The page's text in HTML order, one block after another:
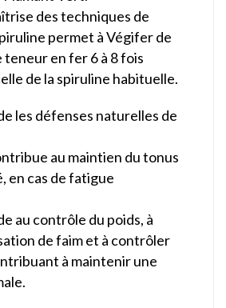
des techniques de
permet à Végifer de
en fer 6 à 8 fois
de la spiruline habituelle.
les défenses naturelles de
au maintien du tonus
en cas de fatigue
au contrôle du poids, à
de faim et à contrôler
à maintenir une